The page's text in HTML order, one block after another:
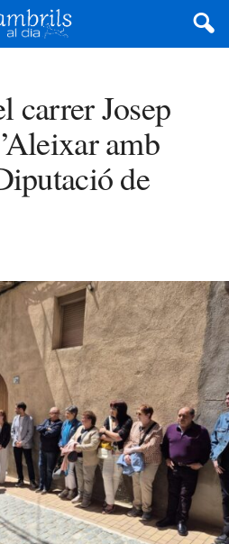
carrer Josep
amb
de